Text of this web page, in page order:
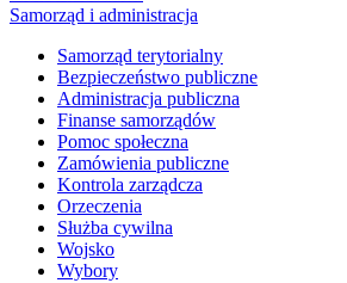
Samorząd i administracja
Samorząd terytorialny
Bezpieczeństwo publiczne
Administracja publiczna
Finanse samorządów
Pomoc społeczna
Zamówienia publiczne
Kontrola zarządcza
Orzeczenia
Służba cywilna
Wojsko
Wybory